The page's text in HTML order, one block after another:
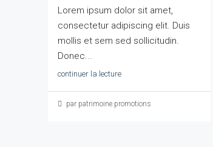
Lorem ipsum dolor sit amet,
consectetur adipiscing elit. Duis
mollis et sem sed sollicitudin.
Donec...
continuer la lecture
par patrimoine.promotions